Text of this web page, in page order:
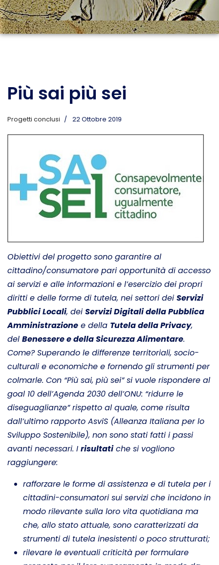
Più sai più sei
Progetti conclusi 22 Ottobre 2019
Obiettivi del progetto sono garantire al
cittadino/consumatore pari opportunità di accesso
ai servizi e alle informazioni e l’esercizio dei propri
diritti e delle forme di tutela, nei settori dei Servizi
Pubblici Locali, dei Servizi Digitali della Pubblica
Amministrazione e della Tutela della Privacy,
del Benessere e della Sicurezza Alimentare.
Come? Superando le differenze territoriali, socio-
culturali e economiche e fornendo gli strumenti per
colmarle. Con “Più sai, più sei” si vuole rispondere al
goal 10 dell’Agenda 2030 dell’ONU: “ridurre le
diseguaglianze” rispetto al quale, come risulta
dall’ultimo rapporto AsviS (Alleanza Italiana per lo
Sviluppo Sostenibile), non sono stati fatti i passi
avanti necessari. I risultatiche si vogliono
raggiungere:
rafforzare le forme di assistenza e di tutela per i
cittadini-consumatori sui servizi che incidono in
modo rilevante sulla loro vita quotidiana ma
che, allo stato attuale, sono caratterizzati da
strumenti di tutela inesistenti o poco strutturati;
rilevare le eventuali criticità per formulare